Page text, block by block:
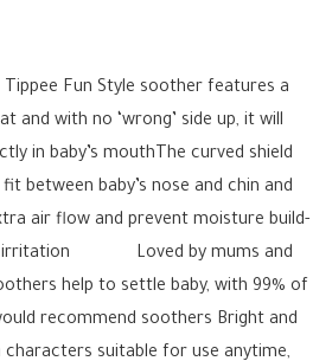
Fun Style soother features a
and with no ‘wrong’ side up, it will
in baby’s mouthThe curved shield
between baby’s nose and chin and
air flow and prevent moisture build-
irritation Loved by mums and
help to settle baby, with 99% of
recommend soothers Bright and
characters suitable for use anytime,